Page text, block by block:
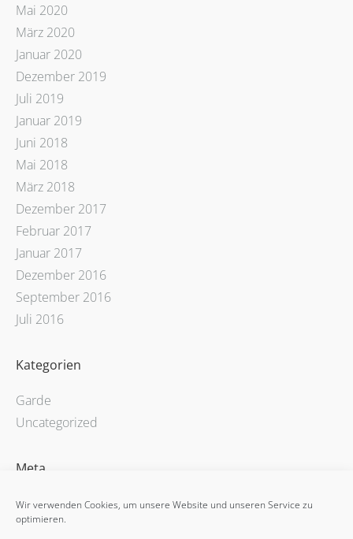
Wir verwenden Cookies, um unsere Website und unseren Service zu
optimieren.
Mai 2020
März 2020
Januar 2020
Dezember 2019
Juli 2019
Januar 2019
Juni 2018
Mai 2018
März 2018
Dezember 2017
Februar 2017
Januar 2017
Dezember 2016
September 2016
Juli 2016
Kategorien
Garde
Uncategorized
Meta
Registrieren
Anmelden